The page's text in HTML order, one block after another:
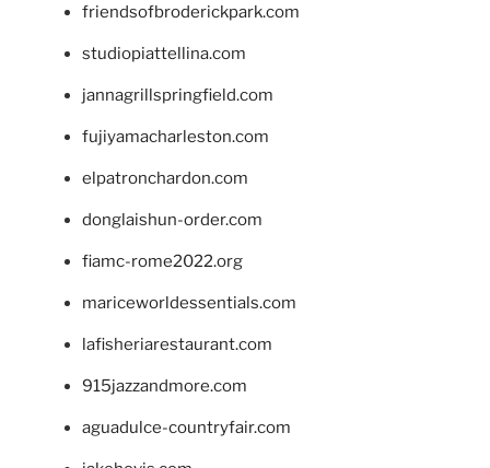
friendsofbroderickpark.com
studiopiattellina.com
jannagrillspringfield.com
fujiyamacharleston.com
elpatronchardon.com
donglaishun-order.com
fiamc-rome2022.org
mariceworldessentials.com
lafisheriarestaurant.com
915jazzandmore.com
aguadulce-countryfair.com